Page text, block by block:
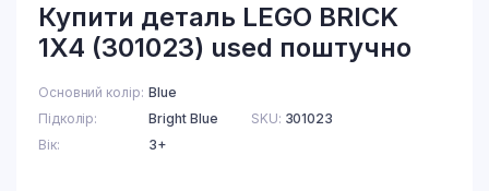
Купити деталь LEGO BRICK
1X4 (301023) used поштучно
Основний колір Blue
Підколір
Bright Blue
Вік
3+
SKU: 301023